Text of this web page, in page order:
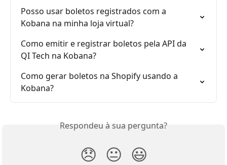
Posso usar boletos registrados com a
Kobana na minha loja virtual?
Como emitir e registrar boletos pela API da
QI Tech na Kobana?
Como gerar boletos na Shopify usando a
Kobana?
Respondeu à sua pergunta?
😞 😐 😃